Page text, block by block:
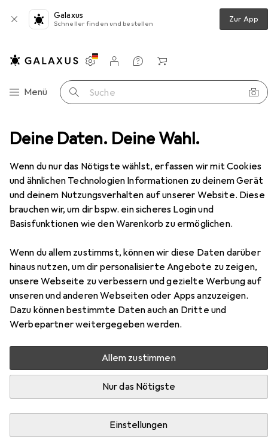
Deine Daten. Deine Wahl.
Wenn du nur das Nötigste wählst, erfassen wir mit Cookies
und ähnlichen Technologien Informationen zu deinem Gerät
und deinem Nutzungsverhalten auf unserer Website. Diese
brauchen wir, um dir bspw. ein sicheres Login und
Basisfunktionen wie den Warenkorb zu ermöglichen.
Wenn du allem zustimmst, können wir diese Daten darüber
hinaus nutzen, um dir personalisierte Angebote zu zeigen,
unsere Webseite zu verbessern und gezielte Werbung auf
unseren und anderen Webseiten oder Apps anzuzeigen.
Dazu können bestimmte Daten auch an Dritte und
Werbepartner weitergegeben werden.
Allem zustimmen
Nur das Nötigste
Einstellungen
Galaxus
Schneller finden und bestellen Zur App
Navigation nach Kategorien
Menü Suche
Einstellungen
Kundenkonto
Vergleichslisten
Merklisten
Warenkorb
Sixton Ortisei Mid S3 mit OutDry® Membrane
EUR
144,15
SixtonOrtisei Mid S3 mit OutDry®
Membrane
40
Zubehör für Sixton Ortisei Mid
S3 mit OutDry® Membrane
Hier findest du passendes Zubehör zum Produkt Sixton
Ortisei Mid S3 mit OutDry® Membrane aus der Kategorie